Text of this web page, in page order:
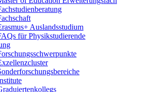
Auslandsstudium
für Physikstudierende